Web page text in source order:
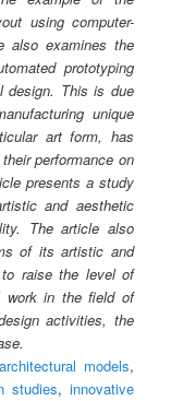
using computer-
also examines the
prototyping
design. This is due
unique
art form, has
performance on
presents a study
and aesthetic
The article also
of its artistic and
raise the level of
work in the field of
activities, the
architectural models,
studies, innovative